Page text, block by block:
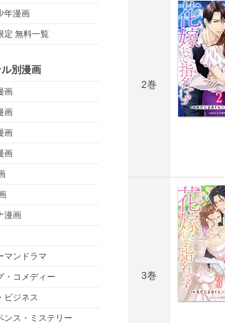
年漫画
定 無料一覧
別漫画
画
画
画
画
漫画
マンドラマ
・コメディー
ビジネス
ンス・ミステリー
2巻
3巻